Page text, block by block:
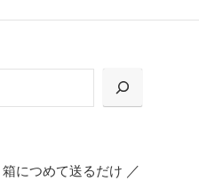
「集荷申込」からお選び
につめて送るだけ ／